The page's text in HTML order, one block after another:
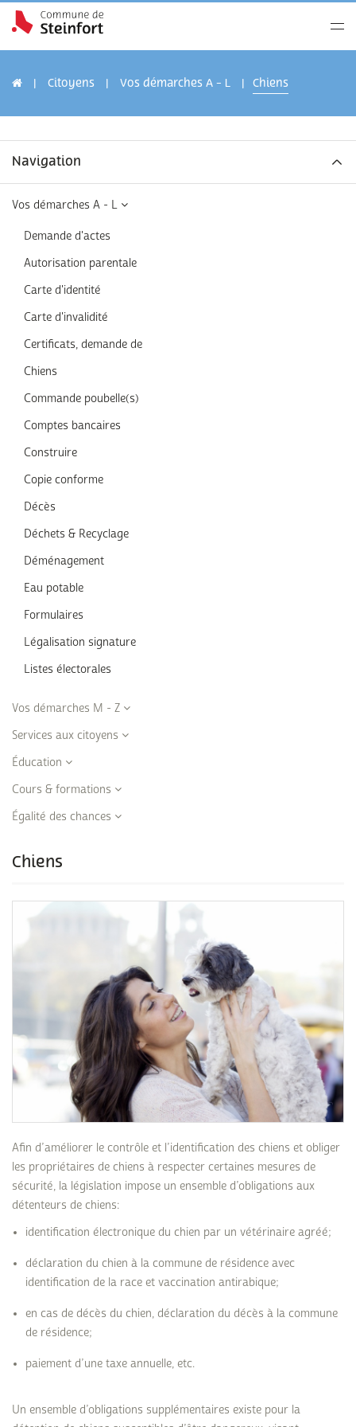
Citoyens Vos démarches A - L Chiens
Navigation
Vos démarches A - L
Demande d'actes
Autorisation parentale
Carte d'identité
Carte d'invalidité
Certificats, demande de
Chiens
Commande poubelle(s)
Comptes bancaires
Construire
Copie conforme
Décès
Déchets & Recyclage
Déménagement
Eau potable
Formulaires
Légalisation signature
Listes électorales
Vos démarches M - Z
Services aux citoyens
Éducation
Cours & formations
Égalité des chances
Chiens
Afin d’améliorer le contrôle et l’identification des chiens et obliger
les propriétaires de chiens à respecter certaines mesures de
sécurité, la législation impose un ensemble d’obligations aux
détenteurs de chiens:
identification électronique du chien par un vétérinaire agréé;
déclaration du chien à la commune de résidence avec
identification de la race et vaccination antirabique;
en cas de décès du chien, déclaration du décès à la commune
de résidence;
paiement d’une taxe annuelle, etc.
Un ensemble d’obligations supplémentaires existe pour la